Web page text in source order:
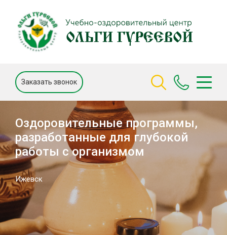
Заказать звонок
Оздоровительные программы,
разработанные для глубокой
работы с организмом
Ижевск